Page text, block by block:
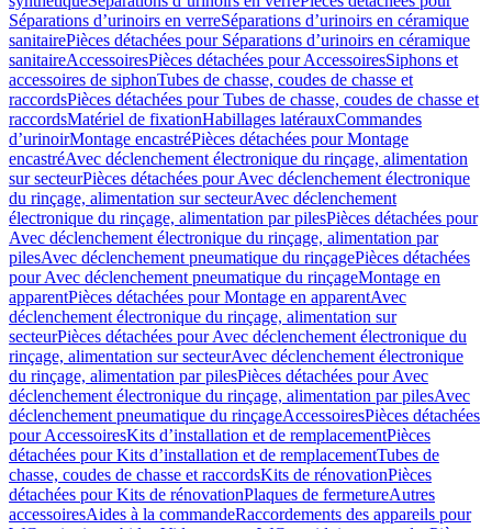
Séparations d’urinoirs en verreSéparations d’urinoirs en céramique
sanitairePièces détachées pour Séparations d’urinoirs en céramique
sanitaireAccessoiresPièces détachées pour AccessoiresSiphons et
accessoires de siphonTubes de chasse, coudes de chasse et
raccordsPièces détachées pour Tubes de chasse, coudes de chasse et
raccordsMatériel de fixationHabillages latérauxCommandes
dʼurinoirMontage encastréPièces détachées pour Montage
encastréAvec déclenchement électronique du rinçage, alimentation
sur secteurPièces détachées pour Avec déclenchement électronique
du rinçage, alimentation sur secteurAvec déclenchement
électronique du rinçage, alimentation par pilesPièces détachées pour
Avec déclenchement électronique du rinçage, alimentation par
pilesAvec déclenchement pneumatique du rinçagePièces détachées
pour Avec déclenchement pneumatique du rinçageMontage en
apparentPièces détachées pour Montage en apparentAvec
déclenchement électronique du rinçage, alimentation sur
secteurPièces détachées pour Avec déclenchement électronique du
rinçage, alimentation sur secteurAvec déclenchement électronique
du rinçage, alimentation par pilesPièces détachées pour Avec
déclenchement électronique du rinçage, alimentation par pilesAvec
déclenchement pneumatique du rinçageAccessoiresPièces détachées
pour AccessoiresKits d’installation et de remplacementPièces
détachées pour Kits d’installation et de remplacementTubes de
chasse, coudes de chasse et raccordsKits de rénovationPièces
détachées pour Kits de rénovationPlaques de fermetureAutres
accessoiresAides à la commandeRaccordements des appareils pour